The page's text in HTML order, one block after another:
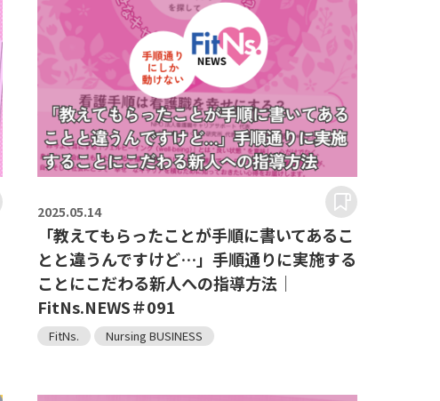
2025.05.14
「教えてもらったことが手順に書いてあるこ
とと違うんですけど…」手順通りに実施する
ことにこだわる新人への指導方法｜
FitNs.NEWS＃091
FitNs. Nursing BUSINESS